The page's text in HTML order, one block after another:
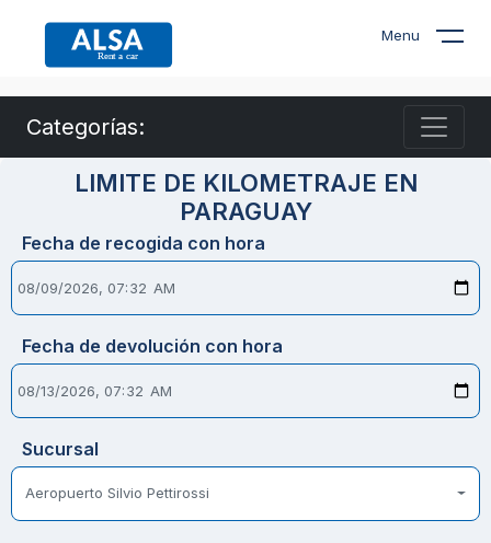
Menu
Categorías:
LIMITE DE KILOMETRAJE EN
PARAGUAY
Fecha de recogida con hora
Fecha de devolución con hora
Sucursal
Aeropuerto Silvio Pettirossi